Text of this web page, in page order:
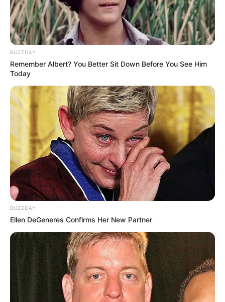
10 Pose Manekin Anti
Mainstream yang Konyol
Banget
8 Kata Lucu Seputar Malam
Minggu ala Jomblo yang Bikin
Ngenes
10 Desain Kanopi Tempat
Tidur, Serasa Beristirahat di
Kamar Raja
BUZZDAY
Remember Albert? You Better Sit Down Before You See Him
Today
BUZZDAY
Ellen DeGeneres Confirms Her New Partner